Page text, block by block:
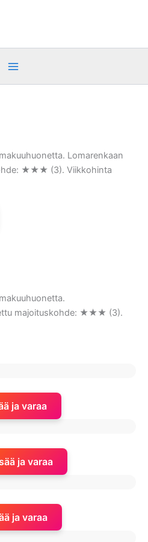
Lomarenkaan
★★★ (3). Viikkohinta
majoituskohde: ★★★ (3).
ja varaa
ja varaa
ja varaa